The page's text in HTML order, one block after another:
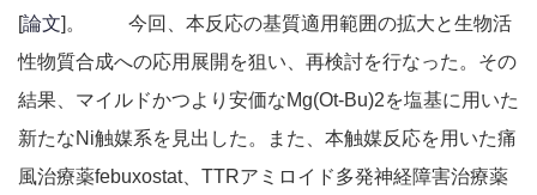
[論文]。 今回、本反応の基質適用範囲の拡大と生物活
性物質合成への応用展開を狙い、再検討を行なった。その
結果、マイルドかつより安価なMg(Ot-Bu)2を塩基に用いた
新たなNi触媒系を見出した。また、本触媒反応を用いた痛
風治療薬febuxostat、TTRアミロイド多発神経障害治療薬